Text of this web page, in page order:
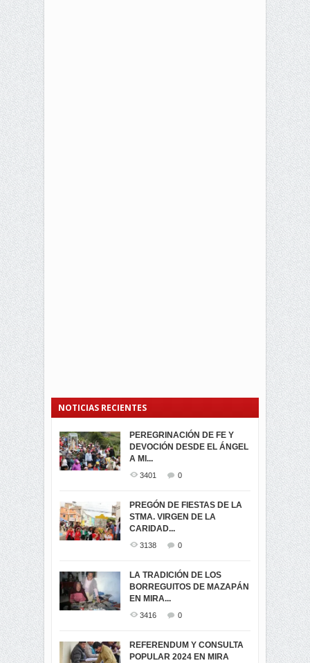
NOTICIAS RECIENTES
PEREGRINACIÓN DE FE Y
DEVOCIÓN DESDE EL ÁNGEL
A MI...
3401 0
PREGÓN DE FIESTAS DE LA
STMA. VIRGEN DE LA
CARIDAD...
3138 0
LA TRADICIÓN DE LOS
BORREGUITOS DE MAZAPÁN
EN MIRA...
3416 0
REFERENDUM Y CONSULTA
POPULAR 2024 EN MIRA
PROCESIÓN DE LA VIRGEN
DE LA CARIDAD 2024
3063
-ENCENDIDO DEL ARBOL DE
...
MIRA
3442
TRIUNFO DE...
SEGUNDA VUELTA
ELECCIONES
PRESIDENCIALES 2023 EN
M...
ELECCION CRUCIAL:
SEGUNDA VUELTA
PRESIDENCIAL EL 1...
VIRTUALES ASAMBLEISTAS
POR LA PROVINCIA DEL
CARCHI...
MIRA.EC FUE